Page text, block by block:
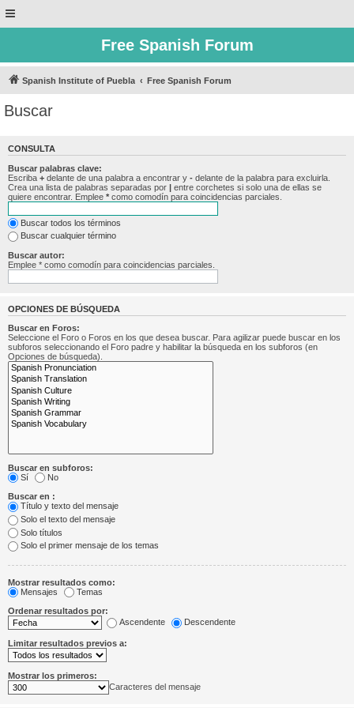
Free Spanish Forum
Spanish Institute of Puebla Free Spanish Forum
Buscar
CONSULTA
Buscar palabras clave:
Escriba + delante de una palabra a encontrar y - delante de la palabra para excluirla.
Crea una lista de palabras separadas por | entre corchetes si solo una de ellas se
quiere encontrar. Emplee * como comodín para coincidencias parciales.
Buscar todos los términos
Buscar cualquier término
Buscar autor:
Emplee * como comodín para coincidencias parciales.
OPCIONES DE BÚSQUEDA
Buscar en Foros:
Seleccione el Foro o Foros en los que desea buscar. Para agilizar puede buscar en los
subforos seleccionando el Foro padre y habilitar la búsqueda en los subforos (en
Opciones de búsqueda).
Buscar en subforos:
Sí
No
Buscar en :
Título y texto del mensaje
Solo el texto del mensaje
Solo títulos
Solo el primer mensaje de los temas
Mostrar resultados como:
Mensajes
Temas
Ordenar resultados por:
Ascendente
Descendente
Limitar resultados previos a:
Mostrar los primeros:
Caracteres del mensaje